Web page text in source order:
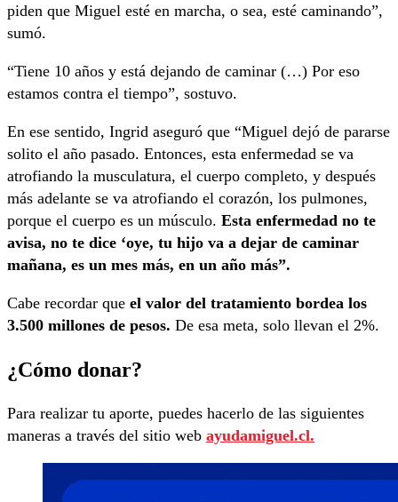
piden que Miguel esté en marcha, o sea, esté caminando”,
sumó.
“Tiene 10 años y está dejando de caminar (…) Por eso
estamos contra el tiempo”, sostuvo.
En ese sentido, Ingrid aseguró que “Miguel dejó de pararse
solito el año pasado. Entonces, esta enfermedad se va
atrofiando la musculatura, el cuerpo completo, y después
más adelante se va atrofiando el corazón, los pulmones,
porque el cuerpo es un músculo. Esta enfermedad no te
avisa, no te dice ‘oye, tu hijo va a dejar de caminar
mañana, es un mes más, en un año más”.
Cabe recordar que el valor del tratamiento bordea los
3.500 millones de pesos. De esa meta, solo llevan el 2%.
¿Cómo donar?
Para realizar tu aporte, puedes hacerlo de las siguientes
maneras a través del sitio web ayudamiguel.cl.